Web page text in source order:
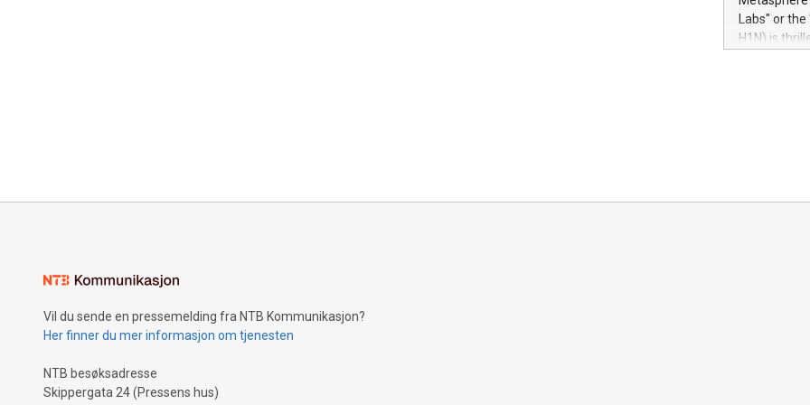
their data
customers
Marketers
Labs" or the
H1N) is
Vil du sende en pressemelding fra NTB Kommunikasjon?
Her finner du mer informasjon om tjenesten
NTB besøksadresse
Skippergata 24 (Pressens hus)